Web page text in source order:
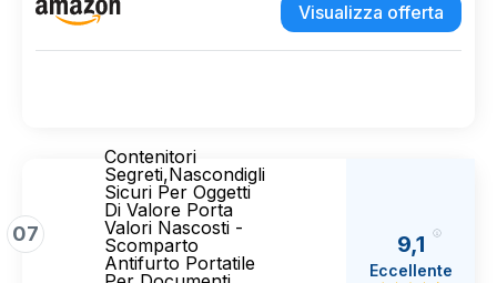
Visualizza offerta
07
Contenitori
Segreti,Nascondigli
Sicuri Per Oggetti
Di Valore Porta
Valori Nascosti -
Scomparto
Antifurto Portatile
9,1
Eccellente